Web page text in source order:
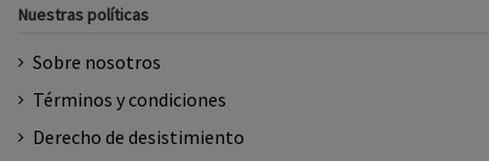
Nuestras políticas
Sobre nosotros
Términos y condiciones
Derecho de desistimiento